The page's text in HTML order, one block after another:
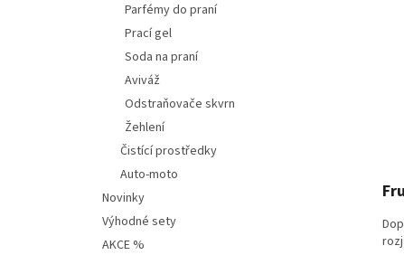
Parfémy do praní
Prací gel
Soda na praní
Aviváž
Odstraňovače skvrn
Žehlení
Čistící prostředky
Auto-moto
Novinky
Výhodné sety
AKCE %